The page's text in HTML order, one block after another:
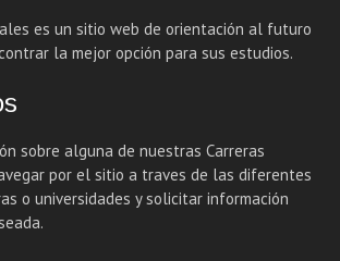
es un sitio web de orientación al futuro
la mejor opción para sus estudios.
sobre alguna de nuestras Carreras
por el sitio a traves de las diferentes
o universidades y solicitar información